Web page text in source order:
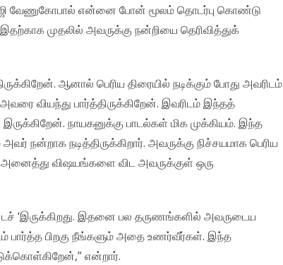
வேணுகோபால் என்னை போன் மூலம் தொடர்பு கொண்டு
முதலில் அவருக்கு நன்றியை தெரிவித்துக்
ஆனால் பெரிய திரையில் நடிக்கும் போது அவரிடம்
அவரை வியந்து பார்த்திருக்கிறேன். இவரிடம் இந்தத்
நாயகனுக்கு பாடல்கள் மிக முக்கியம். இந்த
நன்றாக நடித்திருக்கிறார். அவருக்கு நிச்சயமாக பெரிய
அனைத்து விஷயங்களை விட அவருக்குள் ஒரு
டச் ‘இருக்கிறது. இதனை பல தருணங்களில் அவருடைய
பார்த்த பிறகு நீங்களும் அதை உணர்வீர்கள். இந்த
என்றார்.